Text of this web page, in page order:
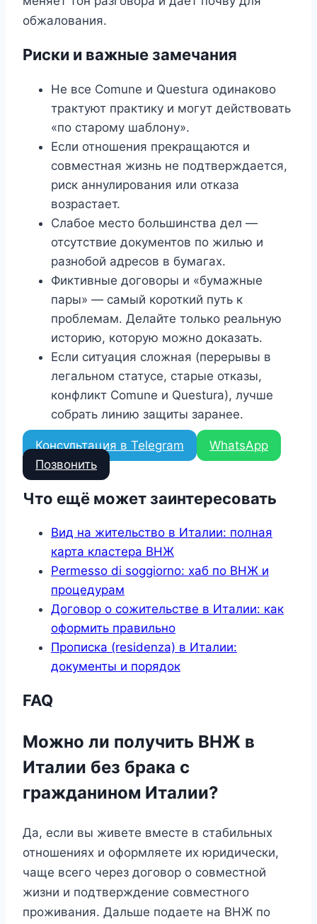
обжалования.
Риски и важные замечания
Не все Comune и Questura одинаково
трактуют практику и могут действовать
«по старому шаблону».
Если отношения прекращаются и
совместная жизнь не подтверждается,
риск аннулирования или отказа
возрастает.
Слабое место большинства дел —
отсутствие документов по жилью и
разнобой адресов в бумагах.
Фиктивные договоры и «бумажные
пары» — самый короткий путь к
проблемам. Делайте только реальную
историю, которую можно доказать.
Если ситуация сложная (перерывы в
легальном статусе, старые отказы,
конфликт Comune и Questura), лучше
собрать линию защиты заранее.
Консультация в Telegram
WhatsApp
Позвонить
Что ещё может заинтересовать
Вид на жительство в Италии: полная
карта кластера ВНЖ
Permesso di soggiorno: хаб по ВНЖ и
процедурам
Договор о сожительстве в Италии: как
оформить правильно
Прописка (residenza) в Италии:
документы и порядок
FAQ
Можно ли получить ВНЖ в
Италии без брака с
гражданином Италии?
Да, если вы живете вместе в стабильных
отношениях и оформляете их юридически,
чаще всего через договор о совместной
жизни и подтверждение совместного
проживания. Дальше подаете на ВНЖ по